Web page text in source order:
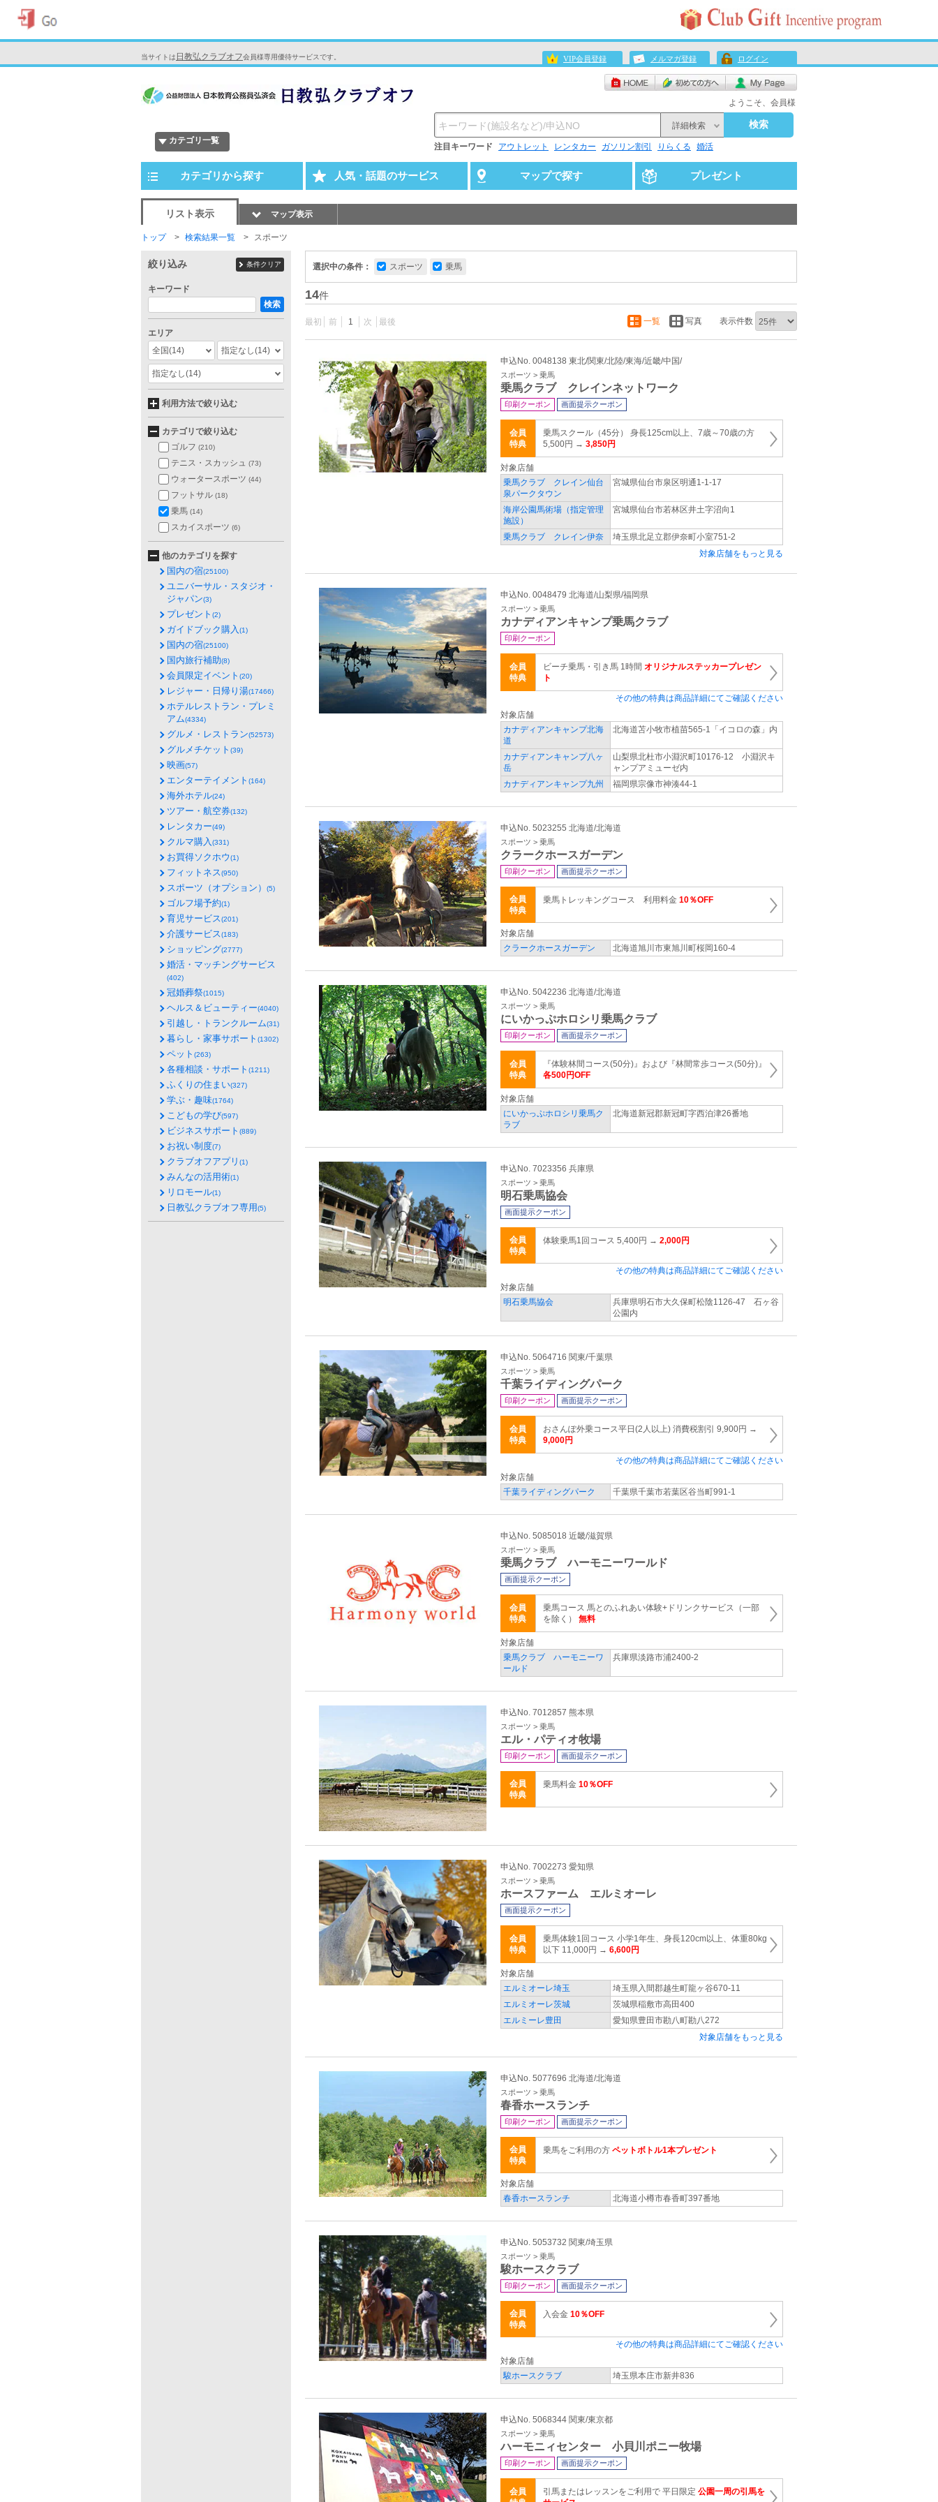
当サイトは 日教弘クラブオフ会員様専用優待サービスです。 VIP会員登録 メルマガ登録 ログイン
ようこそ、会員様
カテゴリ一覧
詳細検索 検索
注目キーワード アウトレット レンタカー ガソリン割引 りらくる 婚活
カテゴリから探す 人気・話題のサービス マップで探す プレゼント
リスト表示 マップ表示
トップ 検索結果一覧 スポーツ
選択中の条件： スポーツ 乗馬
14件
最初 前 1 次 最後 一覧 写真 表示件数
申込No. 0048138 東北/関東/北陸/東海/近畿/中国/
スポーツ > 乗馬
乗馬クラブ クレインネットワーク
印刷クーポン 画面提示クーポン
会員
特典
乗馬スクール（45分） 身長125cm以上、7歳～70歳の方
5,500円 → 3,850円
対象店舗
乗馬クラブ クレイン仙台
泉パークタウン
宮城県仙台市泉区明通1-1-17
海岸公園馬術場（指定管理
施設）
宮城県仙台市若林区井土字沼向1
乗馬クラブ クレイン伊奈
埼玉県北足立郡伊奈町小室751-2
対象店舗をもっと見る
申込No. 0048479 北海道/山梨県/福岡県
スポーツ > 乗馬
カナディアンキャンプ乗馬クラブ
印刷クーポン
会員
特典
ビーチ乗馬・引き馬 1時間 オリジナルステッカープレゼン
ト
その他の特典は商品詳細にてご確認ください
対象店舗
カナディアンキャンプ北海
道
北海道苫小牧市植苗565‐1「イコロの森」内
カナディアンキャンプ八ヶ
岳
山梨県北杜市小淵沢町10176‐12 小淵沢キ
ャンプアミューゼ内
カナディアンキャンプ九州
福岡県宗像市神湊44‐1
申込No. 5023255 北海道/北海道
スポーツ > 乗馬
クラークホースガーデン
印刷クーポン 画面提示クーポン
会員
特典
乗馬トレッキングコース 利用料金 10％OFF
対象店舗
クラークホースガーデン
北海道旭川市東旭川町桜岡160-4
申込No. 5042236 北海道/北海道
スポーツ > 乗馬
にいかっぷホロシリ乗馬クラブ
印刷クーポン 画面提示クーポン
会員
特典
『体験林間コース(50分)』および『林間常歩コース(50分)』
各500円OFF
対象店舗
にいかっぷホロシリ乗馬ク
ラブ
北海道新冠郡新冠町字西泊津26番地
申込No. 7023356 兵庫県
スポーツ > 乗馬
明石乗馬協会
画面提示クーポン
会員
特典
体験乗馬1回コース 5,400円 → 2,000円
その他の特典は商品詳細にてご確認ください
対象店舗
明石乗馬協会
兵庫県明石市大久保町松陰1126‐47 石ヶ谷
公園内
申込No. 5064716 関東/千葉県
スポーツ > 乗馬
千葉ライディングパーク
印刷クーポン 画面提示クーポン
会員
特典
おさんぽ外乗コース平日(2人以上) 消費税割引 9,900円 →
9,000円
その他の特典は商品詳細にてご確認ください
対象店舗
千葉ライディングパーク
千葉県千葉市若葉区谷当町991-1
申込No. 5085018 近畿/滋賀県
スポーツ > 乗馬
乗馬クラブ ハーモニーワールド
画面提示クーポン
会員
特典
乗馬コース 馬とのふれあい体験+ドリンクサービス（一部
を除く） 無料
対象店舗
乗馬クラブ ハーモニーワ
ールド
兵庫県淡路市浦2400-2
申込No. 7012857 熊本県
スポーツ > 乗馬
エル・パティオ牧場
印刷クーポン 画面提示クーポン
会員
特典
乗馬料金 10％OFF
申込No. 7002273 愛知県
スポーツ > 乗馬
ホースファーム エルミオーレ
画面提示クーポン
会員
特典
乗馬体験1回コース 小学1年生、身長120cm以上、体重80kg
以下 11,000円 → 6,600円
対象店舗
エルミオーレ埼玉
埼玉県入間郡越生町龍ヶ谷670-11
エルミオーレ茨城
茨城県稲敷市高田400
エルミーレ豊田
愛知県豊田市勘八町勘八272
対象店舗をもっと見る
申込No. 5077696 北海道/北海道
スポーツ > 乗馬
春香ホースランチ
印刷クーポン 画面提示クーポン
会員
特典
乗馬をご利用の方 ペットボトル1本プレゼント
対象店舗
春香ホースランチ
北海道小樽市春香町397番地
申込No. 5053732 関東/埼玉県
スポーツ > 乗馬
駿ホースクラブ
印刷クーポン 画面提示クーポン
会員
特典
入会金 10％OFF
その他の特典は商品詳細にてご確認ください
対象店舗
駿ホースクラブ
埼玉県本庄市新井836
申込No. 5068344 関東/東京都
スポーツ > 乗馬
ハーモニィセンター 小貝川ポニー牧場
印刷クーポン 画面提示クーポン
会員
引馬またはレッスンをご利用で 平日限定 公園一周の引馬を
絞り込み 条件クリア
キーワード
検索
エリア
全国(14) 指定なし(14)
指定なし(14)
利用方法で絞り込む
カテゴリで絞り込む
ゴルフ (210)
テニス・スカッシュ (73)
ウォータースポーツ (44)
フットサル (18)
乗馬 (14)
スカイスポーツ (6)
他のカテゴリを探す
国内の宿(25100)
ユニバーサル・スタジオ・
ジャパン(3)
プレゼント (2)
ガイドブック購入(1)
国内の宿(25100)
国内旅行補助(8)
会員限定イベント (20)
レジャー・日帰り湯(17466)
ホテルレストラン・プレミ
アム(4334)
グルメ・レストラン(52573)
グルメチケット (39)
映画(57)
エンターテイメント (164)
海外ホテル(24)
ツアー・航空券(132)
レンタカー(49)
クルマ購入(331)
お買得ソクホウ(1)
フィットネス(950)
スポーツ（オプション） (5)
ゴルフ場予約(1)
育児サービス(201)
介護サービス(183)
ショッピング(2777)
婚活・マッチングサービス
(402)
冠婚葬祭(1015)
ヘルス＆ビューティー(4040)
引越し・トランクルーム(31)
暮らし・家事サポート (1302)
ペット (263)
各種相談・サポート (1211)
ふくりの住まい(327)
学ぶ・趣味(1764)
こどもの学び(597)
ビジネスサポート (889)
お祝い制度(7)
クラブオフアプリ (1)
みんなの活用術(1)
リロモール(1)
日教弘クラブオフ専用(5)